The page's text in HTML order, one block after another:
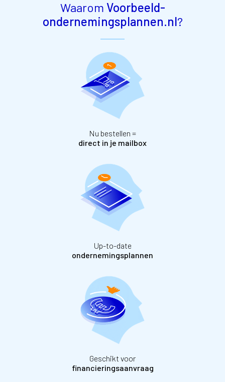
Waarom Voorbeeld-
ondernemingsplannen.nl?
Nu bestellen =
direct in je mailbox
Up-to-date
ondernemingsplannen
Geschikt voor
financieringsaanvraag